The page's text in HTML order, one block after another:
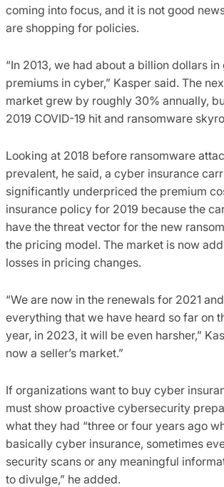
coming into focus, and it is not good
are shopping for policies.
“In 2013, we had about a billion dollars
premiums in cyber,” Kasper said. The
market grew by roughly 30% annually,
2019 COVID-19 hit and ransomware
Looking at 2018 before ransomware
prevalent, he said, a cyber insurance
significantly underpriced the premium
insurance policy for 2019 because the
have the threat vector for the new
the pricing model. The market is now
losses in pricing changes.
“We are now in the renewals for 2021
everything that we have heard so far on
year, in 2023, it will be even harsher,”
now a seller’s market.”
If organizations want to buy cyber
must show proactive cybersecurity
what they had “three or four years ago
basically cyber insurance, sometimes
security scans or any meaningful
to divulge,” he added.